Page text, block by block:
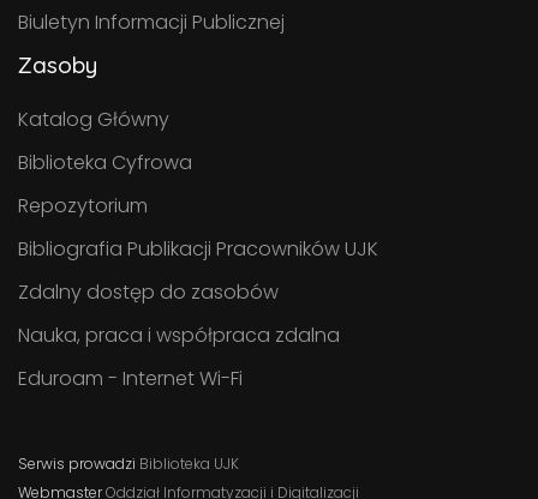
Biuletyn Informacji Publicznej
Zasoby
Katalog Główny
Biblioteka Cyfrowa
Repozytorium
Bibliografia Publikacji Pracowników UJK
Zdalny dostęp do zasobów
Nauka, praca i współpraca zdalna
Eduroam - Internet Wi-Fi
Serwis prowadzi Biblioteka UJK
WebmasterOddział Informatyzacji i Digitalizacji